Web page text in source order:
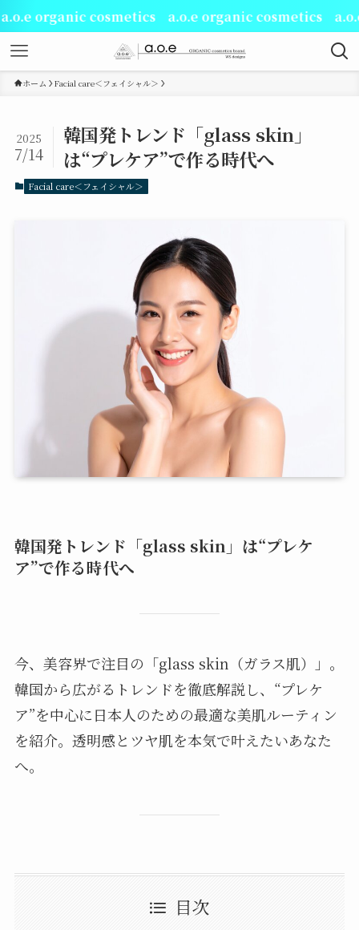
cosmetics a.o.e organic cosmetics a.o.e
ホーム Facial care＜フェイシャル＞
韓国発トレンド「glass skin」
は“プレケア”で作る時代へ
2025
7/14
Facial care＜フェイシャル＞
韓国発トレンド「glass skin」は“プレケ
ア”で作る時代へ
今、美容界で注目の「glass skin（ガラス肌）」。
韓国から広がるトレンドを徹底解説し、“プレケ
ア”を中心に日本人のための最適な美肌ルーティン
を紹介。透明感とツヤ肌を本気で叶えたいあなた
へ。
目次